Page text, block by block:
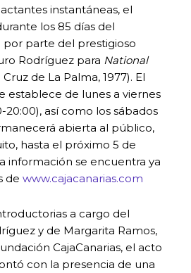
instantáneas, el
los 85 días del
parte del prestigioso
Rodríguez para National
de La Palma, 1977). El
establece de lunes a viernes
20:00), así como los sábados
abierta al público,
hasta el próximo 5 de
información se encuentra ya
de www.cajacanarias.com
a cargo del
y de Margarita Ramos,
CajaCanarias, el acto
con la presencia de una